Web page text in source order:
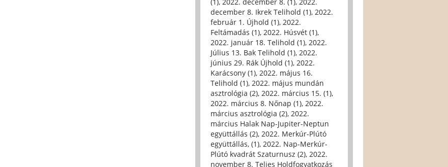
december 8. Ikrek Telihold (1), 2022.
február 1. Újhold (1), 2022.
Feltámadás (1), 2022. Húsvét (1),
2022. január 18. Telihold (1), 2022.
Július 13. Bak Telihold (1), 2022.
június 29. Rák Újhold (1), 2022.
Karácsony (1), 2022. május 16.
Telihold (1), 2022. május mundán
asztrológia (2), 2022. március 15. (1),
2022. március 8. Nőnap (1), 2022.
március asztrológia (2), 2022.
március Halak Nap-Jupiter-Neptun
együttállás (2), 2022. Merkúr-Plútó
együttállás, (1), 2022. Nap-Merkúr-
Plútó kvadrát Szaturnusz (2), 2022.
november 8. Teljes Holdfogyatkozás